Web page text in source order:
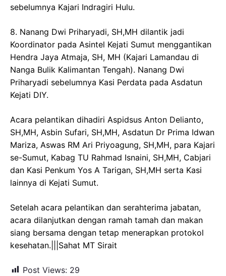
sebelumnya Kajari Indragiri Hulu.
8. Nanang Dwi Priharyadi, SH,MH dilantik jadi
Koordinator pada Asintel Kejati Sumut menggantikan
Hendra Jaya Atmaja, SH, MH (Kajari Lamandau di
Nanga Bulik Kalimantan Tengah). Nanang Dwi
Priharyadi sebelumnya Kasi Perdata pada Asdatun
Kejati DIY.
Acara pelantikan dihadiri Aspidsus Anton Delianto,
SH,MH, Asbin Sufari, SH,MH, Asdatun Dr Prima Idwan
Mariza, Aswas RM Ari Priyoagung, SH,MH, para Kajari
se-Sumut, Kabag TU Rahmad Isnaini, SH,MH, Cabjari
dan Kasi Penkum Yos A Tarigan, SH,MH serta Kasi
lainnya di Kejati Sumut.
Setelah acara pelantikan dan serahterima jabatan,
acara dilanjutkan dengan ramah tamah dan makan
siang bersama dengan tetap menerapkan protokol
kesehatan.|||Sahat MT Sirait
Post Views: 29